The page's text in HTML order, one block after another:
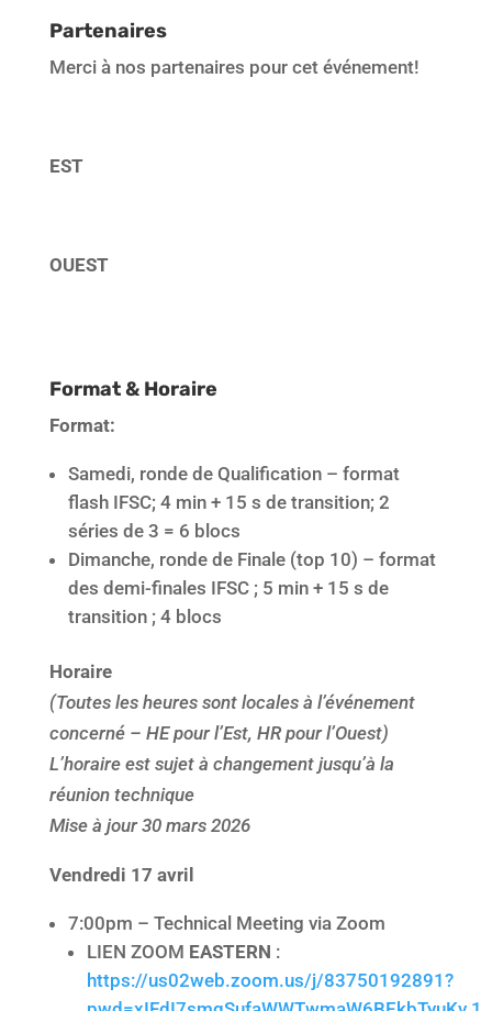
Partenaires
Merci à nos partenaires pour cet événement!
EST
OUEST
Format & Horaire
Format:
Samedi, ronde de Qualification – format
flash IFSC; 4 min + 15 s de transition; 2
séries de 3 = 6 blocs
Dimanche, ronde de Finale (top 10) – format
des demi-finales IFSC ; 5 min + 15 s de
transition ; 4 blocs
Horaire
(Toutes les heures sont locales à l’événement
concerné – HE pour l’Est, HR pour l’Ouest)
L’horaire est sujet à changement jusqu’à la
réunion technique
Mise à jour 30 mars 2026
Vendredi 17 avril
7:00pm – Technical Meeting via Zoom
LIEN ZOOM EASTERN :
https://us02web.zoom.us/j/83750192891?